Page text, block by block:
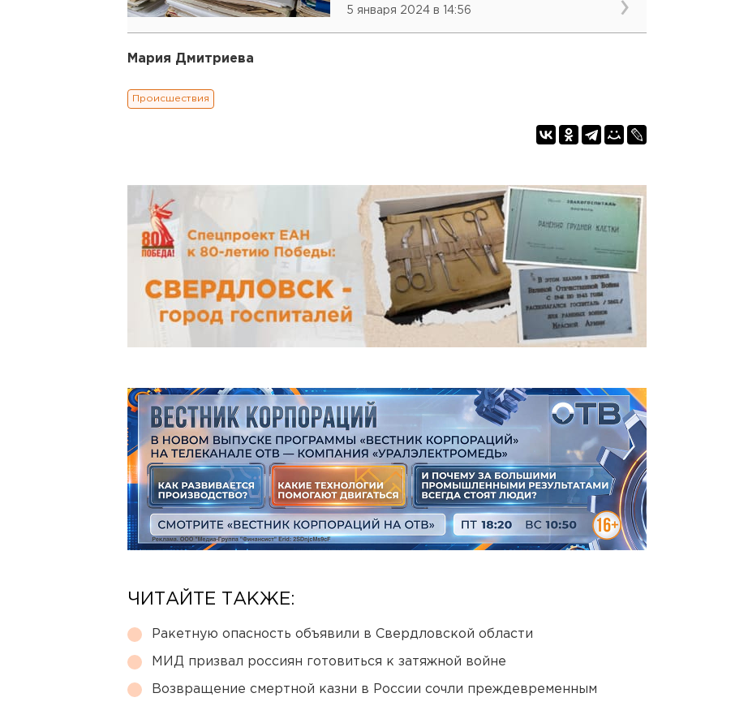
5 января 2024 в 14:56
Мария Дмитриева
Происшествия
ЧИТАЙТЕ ТАКЖЕ:
Ракетную опасность объявили в Свердловской области
МИД призвал россиян готовиться к затяжной войне
Возвращение смертной казни в России сочли преждевременным